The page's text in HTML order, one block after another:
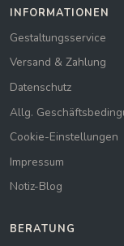
INFORMATIONEN
Gestaltungsservice
Versand & Zahlung
Datenschutz
Allg.
Cookie-Einstellungen
Impressum
Notiz-Blog
BERATUNG